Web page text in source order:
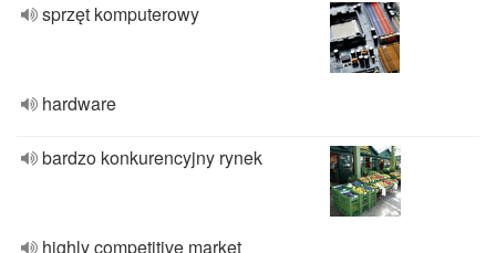
sprzęt komputerowy
hardware
bardzo konkurencyjny rynek
highly competitive market